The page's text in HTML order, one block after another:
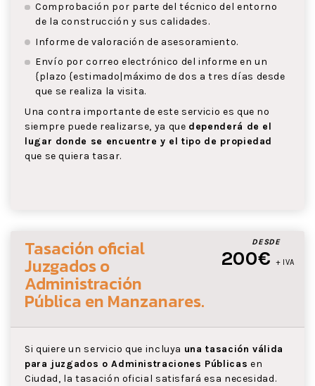
Comprobación por parte del técnico del entorno
de la construcción y sus calidades.
Informe de valoración de asesoramiento.
Envío por correo electrónico del informe en un
{plazo {estimado|máximo de dos a tres días desde
que se realiza la visita.
Una contra importante de este servicio es que no
siempre puede realizarse, ya que dependerá de el
lugar donde se encuentre y el tipo de propiedad
que se quiera tasar.
DESDE
200€ + IVA
Tasación oficial
Juzgados o
Administración
Pública en Manzanares.
Si quiere un servicio que incluya una tasación válida
para juzgados o Administraciones Públicas en
Ciudad, la tasación oficial satisfará esa necesidad.